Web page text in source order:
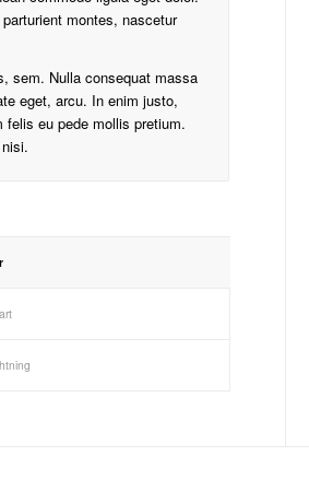
montes, nascetur
sem. Nulla consequat massa
eget, arcu. In enim justo,
eu pede mollis pretium.